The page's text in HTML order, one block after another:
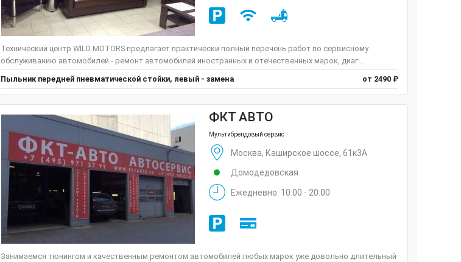
Технический центр WILD MOTORS предлагает практически полный перечень работ по сервисному
обслуживанию автомобилей - ремонт автомобилей иностранных и отечественных марок, диаг...
Пыльник передней пневматической стойки, левый - замена
от 2490 ₽
ФКТ АВТО
Мультибрендовый сервис
Москва, Каширское шоссе, 61к3А
Домодедовская
Ежедневно: 10:00 - 20:00
Занимаемся тюнингом и качественным ремонтом автомобилей любых марок уже довольно длительный